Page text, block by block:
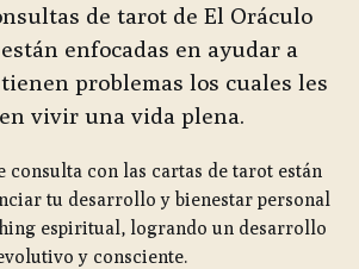
de tarot de El Oráculo
enfocadas en ayudar a
problemas los cuales les
vivir una vida plena.
consulta con las cartas de tarot están
tu desarrollo y bienestar personal
espiritual, logrando un desarrollo
y consciente.